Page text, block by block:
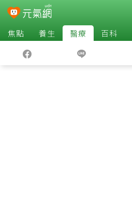
焦點 養生 醫療 百科